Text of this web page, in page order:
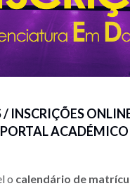
INSCRIÇÕES
o calendário de